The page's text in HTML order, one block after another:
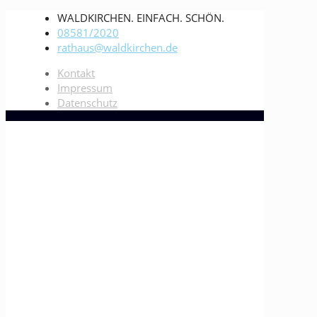
WALDKIRCHEN. EINFACH. SCHÖN.
08581/2020
rathaus@waldkirchen.de
Kontakt
Impressum
Datenschutz